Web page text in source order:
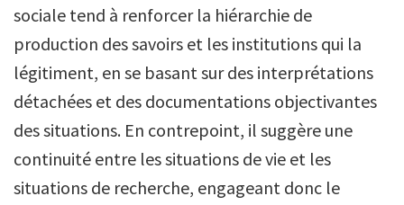
sociale tend à renforcer la hiérarchie de
production des savoirs et les institutions qui la
légitiment, en se basant sur des interprétations
détachées et des documentations objectivantes
des situations. En contrepoint, il suggère une
continuité entre les situations de vie et les
situations de recherche, engageant donc le